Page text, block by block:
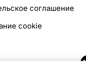
соглашение
cookie